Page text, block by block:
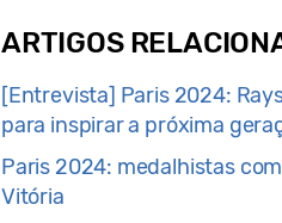
ARTIGOS
[Entrevista] Paris 2024:
para inspirar a próxima
Paris 2024: medalhistas
Vitória